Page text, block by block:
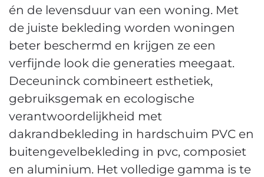
én de levensduur van een woning. Met
de juiste bekleding worden woningen
beter beschermd en krijgen ze een
verfijnde look die generaties meegaat.
Deceuninck combineert esthetiek,
gebruiksgemak en ecologische
verantwoordelijkheid met
dakrandbekleding in hardschuim PVC en
buitengevelbekleding in pvc, composiet
en aluminium. Het volledige gamma is te